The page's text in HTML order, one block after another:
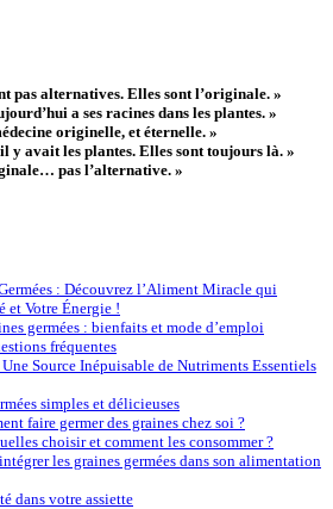
pas alternatives. Elles sont l’originale. »
a ses racines dans les plantes. »
originelle, et éternelle. »
y avait les plantes. Elles sont toujours là. »
pas l’alternative. »
: Découvrez l’Aliment Miracle qui
et Votre Énergie !
germées : bienfaits et mode d’emploi
fréquentes
Une Source Inépuisable de Nutriments Essentiels
simples et délicieuses
faire germer des graines chez soi ?
choisir et comment les consommer ?
les graines germées dans son alimentation
dans votre assiette